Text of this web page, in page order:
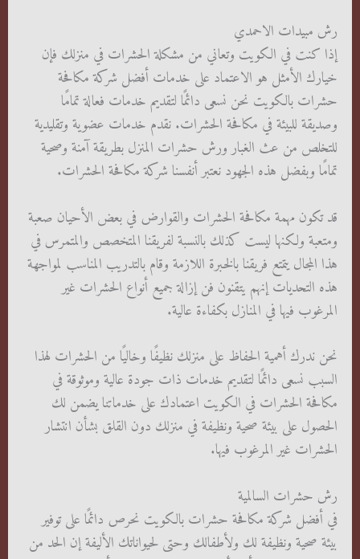
رش مبيدات الاحمدي
إذا كنت في الكويت وتعاني من مشكلة الحشرات في منزلك فإن
خيارك الأمثل هو الاعتماد على خدمات أفضل شركة مكافحة
حشرات بالكويت نحن نسعى دائمًا لتقديم خدمات فعالة تمامًا
وصديقة للبيئة في مكافحة الحشرات. نقدم خدمات عضوية وتقليدية
للتخلص من عث الغبار ورش حشرات المنزل بطريقة آمنة وصحية
تمامًا وبفضل هذه الجهود نعتبر أنفسنا شركة مكافحة الحشرات.
قد تكون مهمة مكافحة الحشرات والقوارض في بعض الأحيان صعبة
ومتعبة ولكنها ليست كذلك بالنسبة لفريقنا المتخصص والمتمرس في
هذا المجال يتمتع فريقنا بالخبرة اللازمة وقام بالتدريب المناسب لمواجهة
هذه التحديات إنهم يتقنون فن إزالة جميع أنواع الحشرات غير
المرغوب فيها في المنازل بكفاءة عالية.
نحن ندرك أهمية الحفاظ على منزلك نظيفًا وخاليًا من الحشرات لهذا
السبب نسعى دائمًا لتقديم خدمات ذات جودة عالية وموثوقة في
مكافحة الحشرات في الكويت اعتمادك على خدماتنا يضمن لك
الحصول على بيئة صحية ونظيفة في منزلك دون القلق بشأن انتشار
الحشرات غير المرغوب فيها.
رش حشرات السالمية
في أفضل شركة مكافحة حشرات بالكويت نحرص دائمًا على توفير
بيئة صحية ونظيفة لك ولأطفالك وحتى لحيواناتك الأليفة إن الحد من